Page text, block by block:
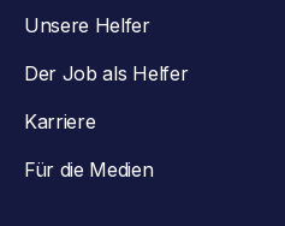
Unsere Helfer
Der Job als Helfer
Karriere
Für die Medien